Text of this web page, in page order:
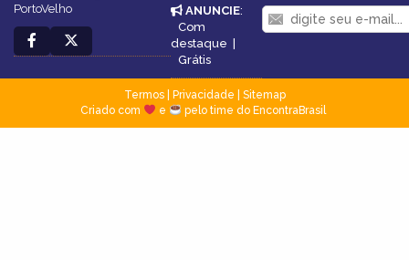
PortoVelho
ANUNCIE:
Com
destaque |
Grátis
Termos| Privacidade
Sitemap
Criado com
e pelo time do EncontraBrasil